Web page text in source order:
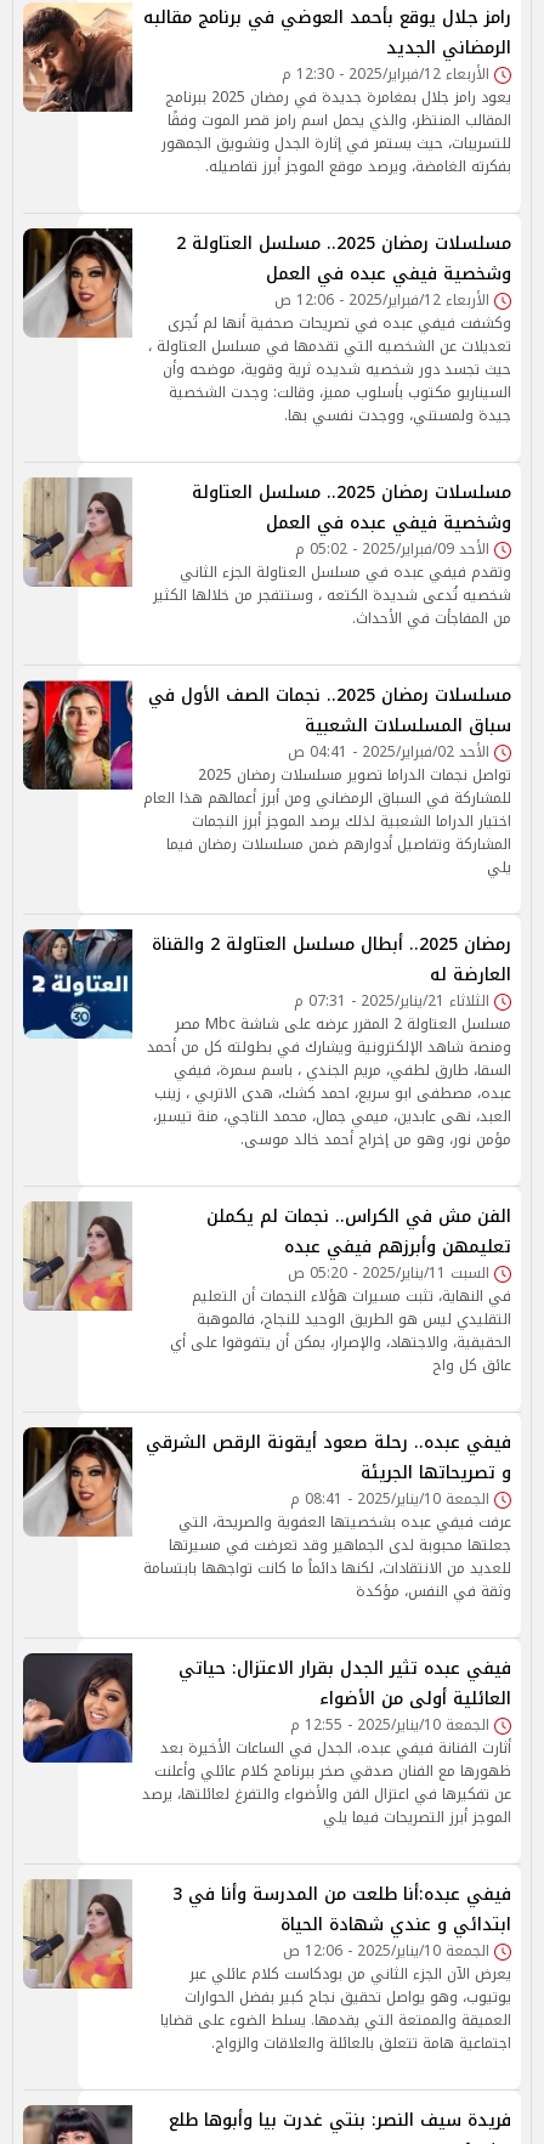
رامز جلال يوقع بأحمد العوضي في برنامج مقالبه
الرمضاني الجديد
الأربعاء 12/فبراير/2025 - 12:30 م
يعود رامز جلال بمغامرة جديدة في رمضان 2025 ببرنامج
المقالب المنتظر، والذي يحمل اسم رامز قصر الموت وفقًا
للتسريبات، حيث يستمر في إثارة الجدل وتشويق الجمهور
بفكرته الغامضة، ويرصد موقع الموجز أبرز تفاصيله.
مسلسلات رمضان 2025.. مسلسل العتاولة 2
وشخصية فيفي عبده في العمل
الأربعاء 12/فبراير/2025 - 12:06 ص
وكشفت فيفي عبده في تصريحات صحفية أنها لم تُجرى
تعديلات عن الشخصيه التي تقدمها في مسلسل العتاولة ،
حيث تجسد دور شخصيه شديده ثرية وقوية، موضحه وأن
السيناريو مكتوب بأسلوب مميز، وقالت: وجدت الشخصية
جيدة ولمستني، ووجدت نفسي بها.
مسلسلات رمضان 2025.. مسلسل العتاولة
وشخصية فيفي عبده في العمل
الأحد 09/فبراير/2025 - 05:02 م
وتقدم فيفي عبده في مسلسل العتاولة الجزء الثاني
شخصيه تُدعى شديدة الكتعه ، وستتفجر من خلالها الكثير
من المفاجأت في الأحداث.
مسلسلات رمضان 2025.. نجمات الصف الأول في
سباق المسلسلات الشعبية
الأحد 02/فبراير/2025 - 04:41 ص
تواصل نجمات الدراما تصوير مسلسلات رمضان 2025
للمشاركة في السباق الرمضاني ومن أبرز أعمالهم هذا العام
اختيار الدراما الشعبية لذلك يرصد الموجز أبرز النجمات
المشاركة وتفاصيل أدوارهم ضمن مسلسلات رمضان فيما
يلي
رمضان 2025.. أبطال مسلسل العتاولة 2 والقناة
العارضة له
الثلاثاء 21/يناير/2025 - 07:31 م
مسلسل العتاولة 2 المقرر عرضه على شاشة Mbc مصر
ومنصة شاهد الإلكترونية ويشارك في بطولته كل من أحمد
السقا، طارق لطفي، مريم الجندي ، باسم سمرة، فيفي
عبده، مصطفى ابو سريع، احمد كشك، هدى الاتربي ، زينب
العبد، نهى عابدين، ميمي جمال، محمد التاجي، منة تيسير،
مؤمن نور، وهو من إخراج أحمد خالد موسى.
الفن مش في الكراس.. نجمات لم يكملن
تعليمهن وأبرزهم فيفي عبده
السبت 11/يناير/2025 - 05:20 ص
في النهاية، تثبت مسيرات هؤلاء النجمات أن التعليم
التقليدي ليس هو الطريق الوحيد للنجاح، فالموهبة
الحقيقية، والاجتهاد، والإصرار، يمكن أن يتفوقوا على أي
عائق كل واح
فيفي عبده.. رحلة صعود أيقونة الرقص الشرقي
و تصريحاتها الجريئة
الجمعة 10/يناير/2025 - 08:41 م
عرفت فيفي عبده بشخصيتها العفوية والصريحة، التي
جعلتها محبوبة لدى الجماهير وقد تعرضت في مسيرتها
للعديد من الانتقادات، لكنها دائماً ما كانت تواجهها بابتسامة
وثقة في النفس، مؤكدة
فيفي عبده تثير الجدل بقرار الاعتزال: حياتي
العائلية أولى من الأضواء
الجمعة 10/يناير/2025 - 12:55 م
أثارت الفنانة فيفي عبده، الجدل في الساعات الأخيرة بعد
ظهورها مع الفنان صدقي صخر ببرنامج كلام عائلي وأعلنت
عن تفكيرها في اعتزال الفن والأضواء والتفرغ لعائلتها، يرصد
الموجز أبرز التصريحات فيما يلي
فيفي عبده:أنا طلعت من المدرسة وأنا في 3
ابتدائي و عندي شهادة الحياة
الجمعة 10/يناير/2025 - 12:06 ص
يعرض الآن الجزء الثاني من بودكاست كلام عائلي عبر
يوتيوب، وهو يواصل تحقيق نجاح كبير بفضل الحوارات
العميقة والممتعة التي يقدمها. يسلط الضوء على قضايا
اجتماعية هامة تتعلق بالعائلة والعلاقات والزواج.
فريدة سيف النصر: بنتي غدرت بيا وأبوها طلع